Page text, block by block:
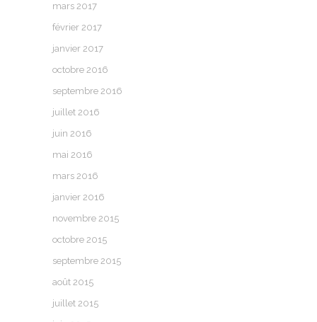
mars 2017
février 2017
janvier 2017
octobre 2016
septembre 2016
juillet 2016
juin 2016
mai 2016
mars 2016
janvier 2016
novembre 2015
octobre 2015
septembre 2015
août 2015
juillet 2015